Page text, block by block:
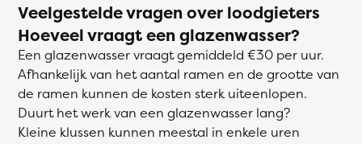
Veelgestelde vragen over loodgieters
Hoeveel vraagt een glazenwasser?
Een glazenwasser vraagt gemiddeld €30 per uur.
Afhankelijk van het aantal ramen en de grootte van
de ramen kunnen de kosten sterk uiteenlopen.
Duurt het werk van een glazenwasser lang?
Kleine klussen kunnen meestal in enkele uren